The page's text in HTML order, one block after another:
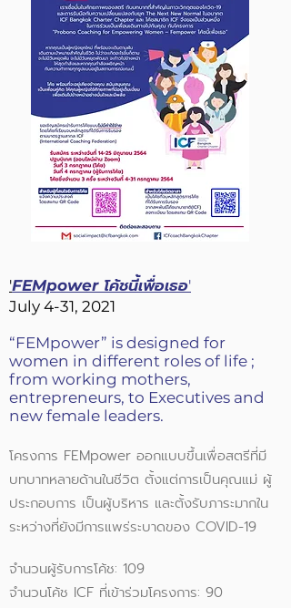
'FEMpowerโค้ชนี้เพื่อเธอ'
July 4-31, 2021
“FEMpower” is designed for
women in different roles of life ;
from working mothers,
entrepreneurs, to Executives and
new female leaders.
โครงการ FEMpower ออกแบบขึ้นเพื่อสตรีที่มี
บทบาทหลายด้านในชีวิต ตั้งแต่การเป็นคุณแม่ ผู้
ประกอบการ เป็นผู้บริหาร และตั้งรับภาระมากใน
ระหว่างที่ยังมีการแพร่ระบาดของ COVID-19
จำนวนผู้รับการโค้ช: 109
จำนวนโค้ช ICF ที่เข้าร่วมโครงการ: 90